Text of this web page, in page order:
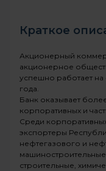
Волгоградская
Вологодская
Воронежская
Донецкая
Еврейская
Краткое
Акционерный
акционерное
успешно работает
года.
Банк оказывает
корпоративных и
Среди
экспортеры
нефтегазового и
строительные,